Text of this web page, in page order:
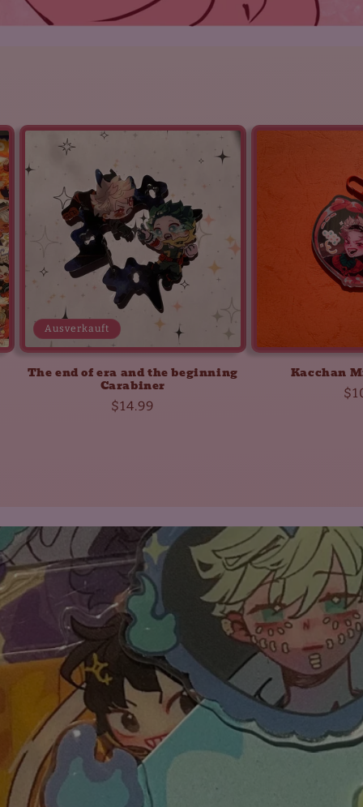
Ausverkauft
The end of era and the beginning
Carabiner
Normaler
$14.99
Kacchan